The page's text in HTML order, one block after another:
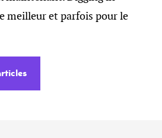
meilleur et parfois pour le